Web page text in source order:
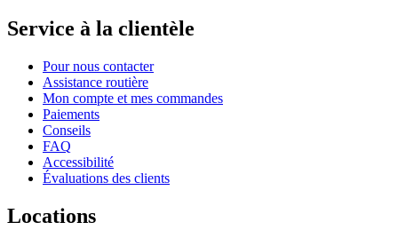
Service à la clientèle
Pour nous contacter
Assistance routière
Mon compte et mes commandes
Paiements
Conseils
FAQ
Accessibilité
Évaluations des clients
Locations